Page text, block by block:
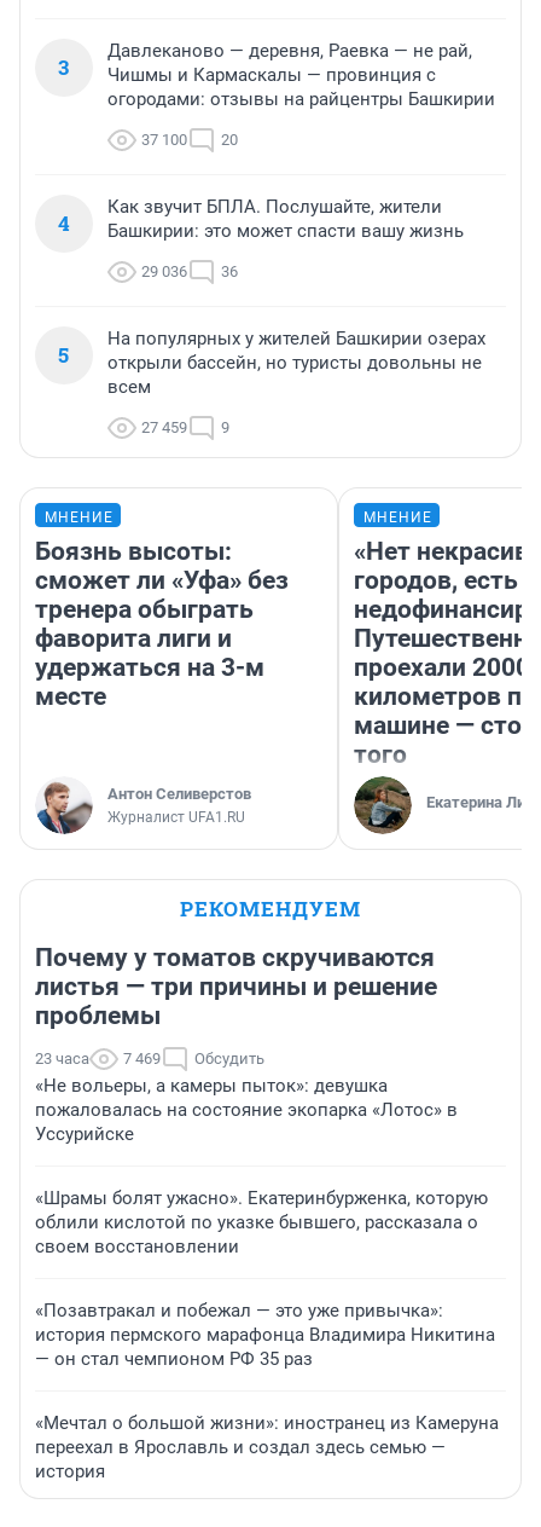
3
Давлеканово — деревня, Раевка — не рай,
Чишмы и Кармаскалы — провинция с
огородами: отзывы на райцентры Башкирии
37 100 20
4
Как звучит БПЛА. Послушайте, жители
Башкирии: это может спасти вашу жизнь
29 036 36
5
На популярных у жителей Башкирии озерах
открыли бассейн, но туристы довольны не
всем
27 459 9
МНЕНИЕ
Боязнь высоты:
сможет ли «Уфа» без
тренера обыграть
фаворита лиги и
удержаться на 3-м
месте
Антон Селиверстов
Журналист UFA1.RU
МНЕНИЕ
«Нет
городов, есть
проехали 2000
километров по
машине —
того
Екатерина
РЕКОМЕНДУЕМ
Почему у томатов скручиваются
листья — три причины и решение
проблемы
23 часа 7 469 Обсудить
«Не вольеры, а камеры пыток»: девушка
пожаловалась на состояние экопарка «Лотос» в
Уссурийске
«Шрамы болят ужасно». Екатеринбурженка, которую
облили кислотой по указке бывшего, рассказала о
своем восстановлении
«Позавтракал и побежал — это уже привычка»:
история пермского марафонца Владимира Никитина
— он стал чемпионом РФ 35 раз
«Мечтал о большой жизни»: иностранец из Камеруна
переехал в Ярославль и создал здесь семью —
история